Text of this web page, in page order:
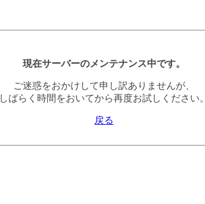
現在サーバーのメンテナンス中です。
ご迷惑をおかけして申し訳ありませんが、
しばらく時間をおいてから再度お試しください。
戻る